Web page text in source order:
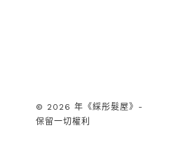
© 2026 年《綵彤髮屋》-
保留一切權利